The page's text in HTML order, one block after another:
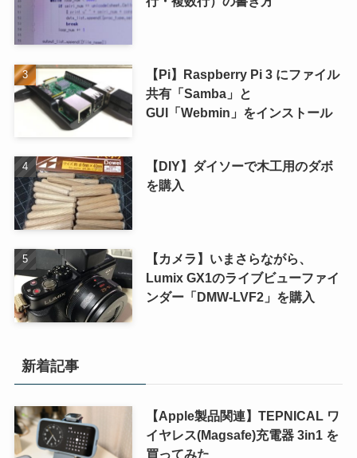
【Pi】Raspberry Pi 3 にファイル
共有「Samba」と
GUI「Webmin」をインストール
【DIY】ダイソーで木工用のダボ
を購入
【カメラ】いまさらながら、
Lumix GX1のライブビューファイ
ンダー「DMW-LVF2」を購入
新着記事
【Apple製品関連】TEPNICAL ワ
イヤレス(Magsafe)充電器 3in1 を
買ってみた